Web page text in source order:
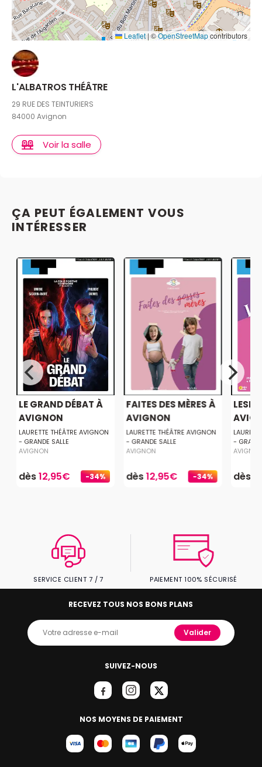
Leaflet|©OpenStreetMapcontributors
L'ALBATROS THÉÂTRE
29 RUE DES TEINTURIERS
84000 Avignon
Voir la salle
ÇA PEUT ÉGALEMENT VOUS
INTÉRESSER
-34%
LE GRAND DÉBAT À
AVIGNON
LAURETTE THÉÂTRE AVIGNON
- GRANDE SALLE
AVIGNON
dès12,95€ -34%
FAITES DES MÈRES À
AVIGNON
LAURETTE THÉÂTRE AVIGNON
- GRANDE SALLE
AVIGNON
dès12,95€
-
dès
SERVICE CLIENT 7 / 7 PAIEMENT 100% SÉCURISÉ
SUIVEZ-NOUS
NOS MOYENS DE PAIEMENT
RECEVEZ TOUS NOS BONS PLANS
Valider